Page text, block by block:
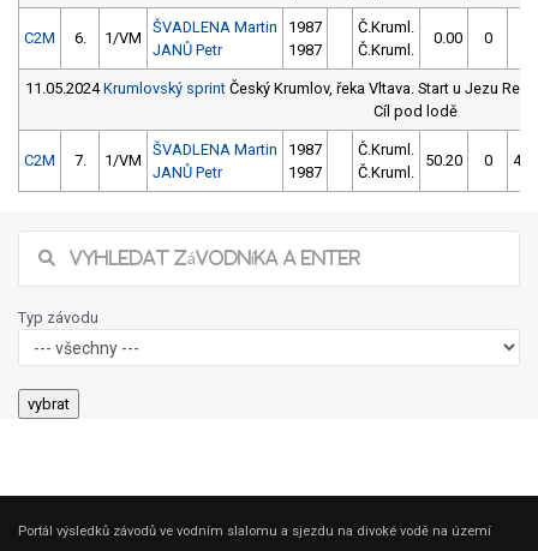
C2M 6. 1/VM
ŠVADLENA Martin
JANŮ Petr
1987
1987
Č.Kruml.
Č.Kruml.
0.00 0
11.05.2024Krumlovský sprint Český Krumlov, řeka Vltava. Start u Jezu
Cíl pod lodě
C2M 7. 1/VM
ŠVADLENA Martin
JANŮ Petr
1987
1987
Č.Kruml.
Č.Kruml.
50.20 0
Typ závodu
Portál výsledků závodů ve vodním slalomu a sjezdu na divoké vodě na území